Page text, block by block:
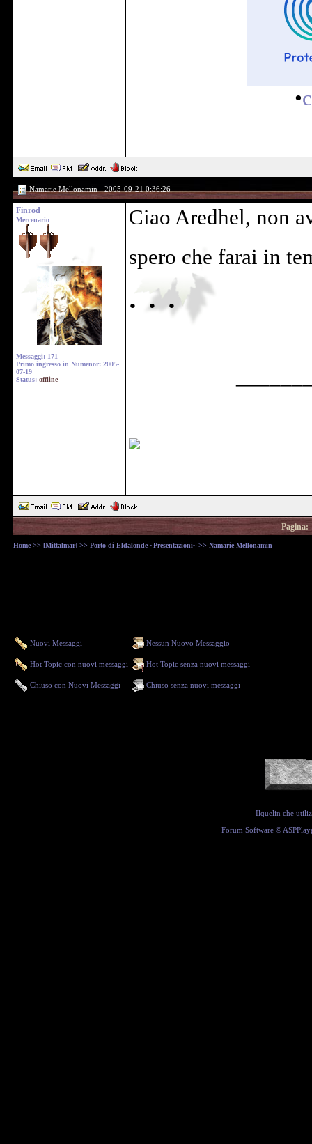
•
Namarie Mellonamin - 2005-09-21 0:36:26
Finrod
Mercenario
Messaggi: 171
Primo ingresso in Numenor: 2005-
07-19
Status: offline
Ciao Aredhel, non
spero che farai in
. . .
Pagina:
Home >> [Mittalmar] >> Porto di Eldalonde ~Presentazioni~ >> Namarie Mellonamin
Nuovi Messaggi Nessun Nuovo Messaggio
Hot Topic con nuovi messaggi Hot Topic senza nuovi messaggi
Chiuso con Nuovi Messaggi Chiuso senza nuovi messaggi
Ilquelin che
Forum Software ©